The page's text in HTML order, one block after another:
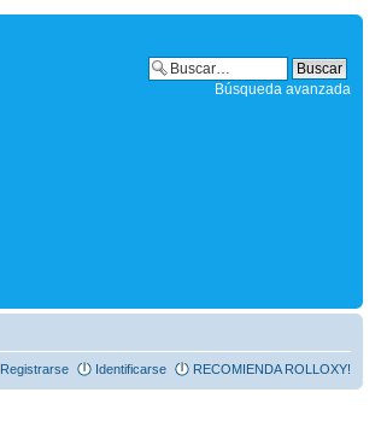
Búsqueda avanzada
Registrarse Identificarse RECOMIENDA ROLLOXY!